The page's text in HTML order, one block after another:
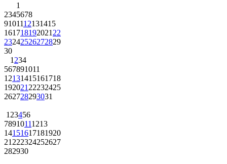
1
2345678
9101112131415
161718192021 22
23242526272829
30
1 234
567891011
12131415161718
192021 22232425
262728293031
1 23456
78910111213
14151617181920
21 222324252627
282930